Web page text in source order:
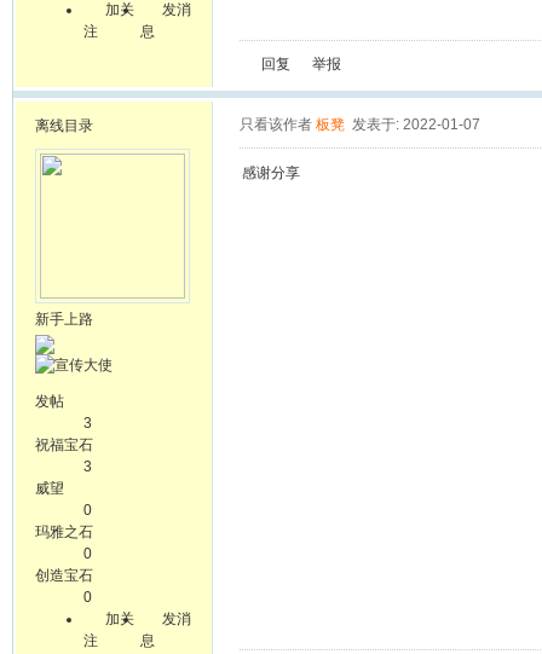
加关
注
发消
息
回复 举报
离线目录
新手上路
发帖
3
祝福宝石
3
威望
0
玛雅之石
0
创造宝石
0
加关
注
发消
息
只看该作者 板凳 发表于: 2022-01-07
感谢分享